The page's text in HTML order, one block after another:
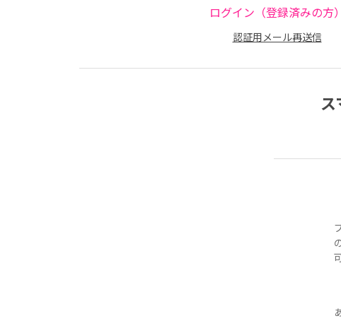
ログイン（登録済みの方）
認証用メール再送信